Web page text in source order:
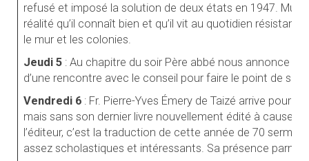
refusé et imposé la solution de deux états en 1947.
réalité qu’il connaît bien et qu’il vit au quotidien
le mur et les colonies.
Jeudi 5 : Au chapitre du soir Père abbé nous annonce la
d’une rencontre avec le conseil pour faire le point de sa
Vendredi 6 : Fr. Pierre-Yves Émery de Taizé arrive pour
mais sans son dernier livre nouvellement édité à cause
l’éditeur, c’est la traduction de cette année de 70
assez scholastiques et intéressants. Sa présence parmi